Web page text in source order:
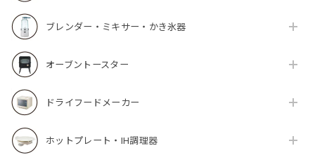
ブレンダー・ミキサー・かき氷器
オーブントースター
ドライフードメーカー
ホットプレート・IH調理器